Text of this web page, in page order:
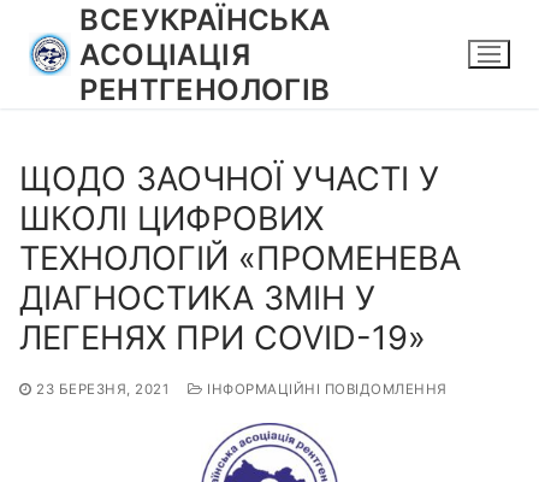
вмісту
ВСЕУКРАЇНСЬКА
АСОЦІАЦІЯ
РЕНТГЕНОЛОГІВ
ЩОДО ЗАОЧНОЇ УЧАСТІ У
ШКОЛІ ЦИФРОВИХ
ТЕХНОЛОГІЙ «ПРОМЕНЕВА
ДІАГНОСТИКА ЗМІН У
ЛЕГЕНЯХ ПРИ COVID-19»
23 БЕРЕЗНЯ, 2021 ІНФОРМАЦІЙНІ ПОВІДОМЛЕННЯ